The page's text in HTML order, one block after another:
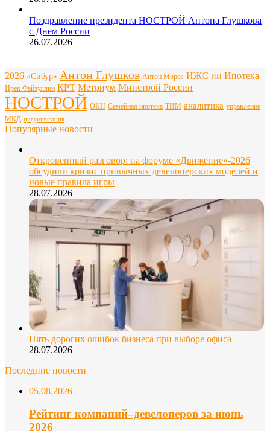
Поздравление президента НОСТРОЙ Антона Глушкова
с Днем России
26.07.2026
2026 «Сибур» Антон Глушков Антон Мороз ИЖС ИИ Ипотека
Ирек Файзуллин КРТ Метриум Минстрой России
НОСТРОЙ ОКН Семейная ипотека ТИМ аналитика управление
МКД цифровизация
Популярные новости
Откровенный разговор: на форуме «Движение»-2026
обсудили кризис привычных девелоперских моделей и
новые правила игры
28.07.2026
Пять дорогих ошибок бизнеса при выборе офиса
28.07.2026
Последние новости
05.08.2026
Рейтинг компаний–девелоперов за июнь
2026